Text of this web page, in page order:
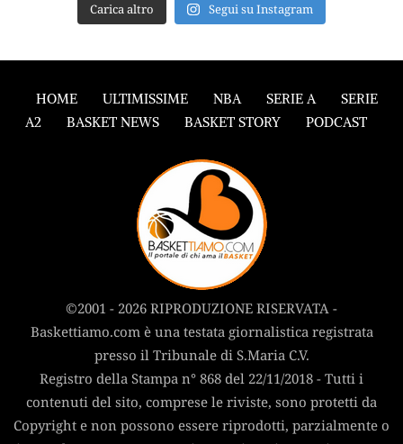
Carica altro Segui su Instagram
HOME ULTIMISSIME NBA SERIE A
SERIE
A2
BASKET NEWS BASKET STORY PODCAST
©2001 - 2026 RIPRODUZIONE RISERVATA -
Baskettiamo.com è una testata giornalistica registrata
presso il Tribunale di S.Maria C.V.
Registro della Stampa n° 868 del 22/11/2018 - Tutti i
contenuti del sito, comprese le riviste, sono protetti da
Copyright e non possono essere riprodotti, parzialmente o